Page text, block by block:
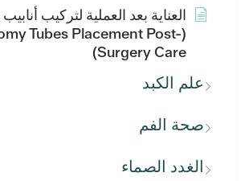
العناية بعد العملية لتركيب
Tubes Placement Post-
Surgery Care)
علم الكبد
صحة الفم
الغدد الصماء